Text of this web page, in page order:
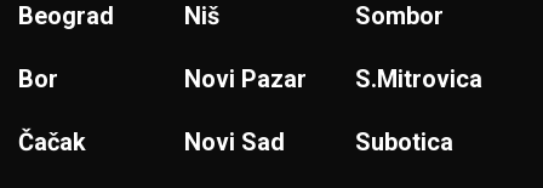
Beograd
Bor
Čačak
Niš
Novi Pazar
Novi Sad
Sombor
S.Mitrovica
Subotica